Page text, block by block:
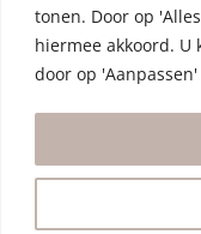
tonen. Door op
hiermee akkoord.
door op